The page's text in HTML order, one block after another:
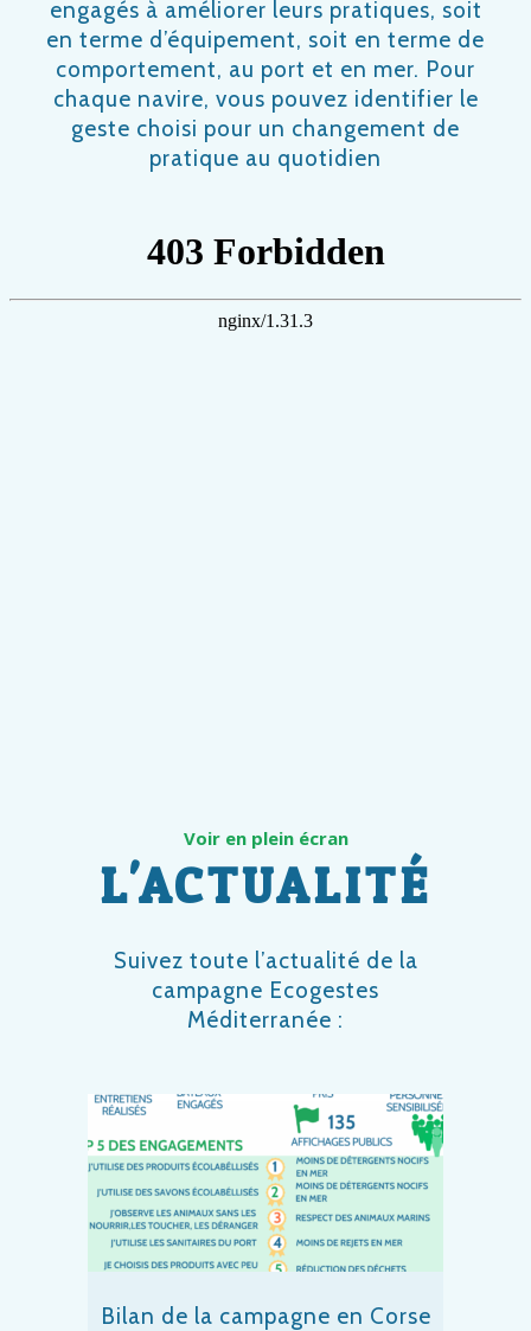
engagés à améliorer leurs pratiques, soit
en terme d’équipement, soit en terme de
comportement, au port et en mer. Pour
chaque navire, vous pouvez identifier le
geste choisi pour un changement de
pratique au quotidien
Voir en plein écran
L'ACTUALITÉ
Suivez toute l’actualité de la
campagne Ecogestes
Méditerranée :
Bilan de la campagne en Corse